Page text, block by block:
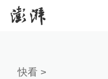
快看>